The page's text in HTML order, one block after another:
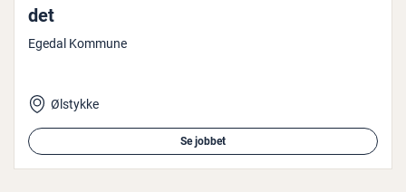
det
Egedal Kommune
Ølstykke
Se jobbet